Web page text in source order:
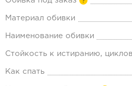
Материал обивки
Наименование обивки
Стойкость к истиранию, циклов
Как спать